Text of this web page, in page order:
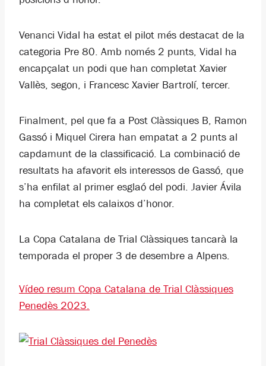
Venanci Vidal ha estat el pilot més destacat de la
categoria Pre 80. Amb només 2 punts, Vidal ha
encapçalat un podi que han completat Xavier
Vallès, segon, i Francesc Xavier Bartrolí, tercer.
Finalment, pel que fa a Post Clàssiques B, Ramon
Gassó i Miquel Cirera han empatat a 2 punts al
capdamunt de la classificació. La combinació de
resultats ha afavorit els interessos de Gassó, que
s’ha enfilat al primer esglaó del podi. Javier Ávila
ha completat els calaixos d’honor.
La Copa Catalana de Trial Clàssiques tancarà la
temporada el proper 3 de desembre a Alpens.
Vídeo resum Copa Catalana de Trial Clàssiques
Penedès 2023.